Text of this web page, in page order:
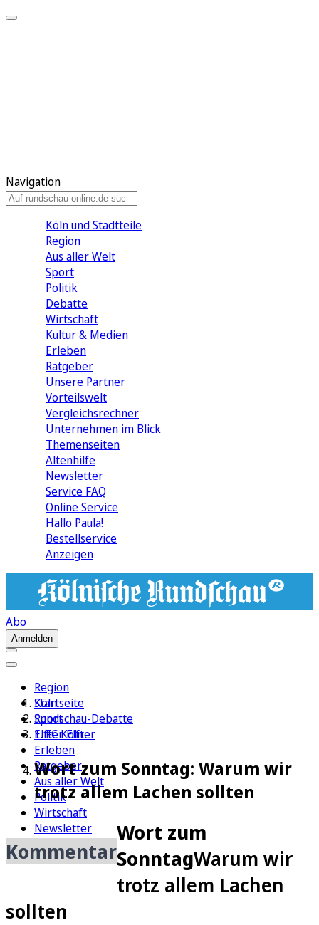
Navigation
Köln und Stadtteile
Region
Aus aller Welt
Sport
Politik
Debatte
Wirtschaft
Kultur & Medien
Erleben
Ratgeber
Unsere Partner
Vorteilswelt
Vergleichsrechner
Unternehmen im Blick
Themenseiten
Altenhilfe
Newsletter
Service FAQ
Online Service
Hallo Paula!
Bestellservice
Anzeigen
Abo
Anmelden
Region
Köln
Sport
1. FC Köln
Erleben
Ratgeber
Aus aller Welt
Politik
Wirtschaft
Newsletter
E-Paper
Startseite
Rundschau-Debatte
Elfter Elfter
Wort zum Sonntag: Warum wir
trotz allem Lachen sollten
Kommentar
Wort zum
SonntagWarum wir
trotz allem Lachen
sollten